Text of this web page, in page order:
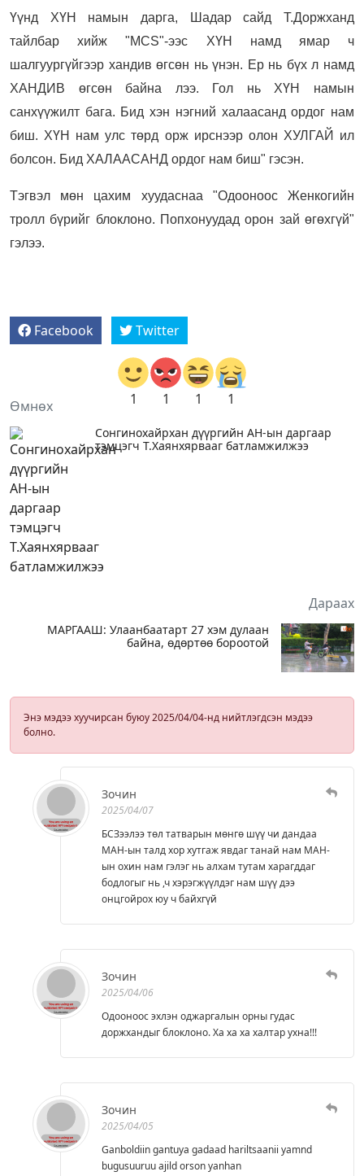
Үүнд ХҮН намын дарга, Шадар сайд Т.Доржханд
тайлбар хийж "MCS"-ээс ХҮН намд ямар ч
шалгуургүйгээр хандив өгсөн нь үнэн. Ер нь бүх л намд
ХАНДИВ өгсөн байна лээ. Гол нь ХҮН намын
санхүүжилт бага. Бид хэн нэгний халаасанд ордог нам
биш. ХҮН нам улс төрд орж ирснээр олон ХУЛГАЙ ил
болсон. Бид ХАЛААСАНД ордог нам биш" гэсэн.
Тэгвэл мөн цахим хуудаснаа "Одооноос Женкогийн
тролл бүрийг блоклоно. Попхонуудад орон зай өгөхгүй"
гэлээ.
Facebook Twitter
1 1 1 1
Өмнөх
Сонгинохайрхан дүүргийн АН-ын даргаар
тэмцэгч Т.Хаянхярвааг батламжилжээ
Дараах
МАРГААШ: Улаанбаатарт 27 хэм дулаан
байна, өдөртөө бороотой
Энэ мэдээ хуучирсан буюу 2025/04/04-нд нийтлэгдсэн мэдээ
болно.
Зочин
2025/04/07
БСЗээлээ төл татварын мөнгө шүү чи дандаа
МАН-ын талд хор хутгаж явдаг танай нам МАН-
ын охин нам гэлэг нь алхам тутам харагддаг
бодлогыг нь ,ч хэрэгжүүлдэг нам шүү дээ
онцгойрох юу ч байхгүй
Зочин
2025/04/06
Одооноос эхлэн оджаргалын орны гудас
доржхандыг блоклоно. Ха ха ха халтар ухна!!!
Зочин
2025/04/05
Ganboldiin gantuya gadaad hariltsaanii yamnd
bugusuuruu ajild orson yanhan